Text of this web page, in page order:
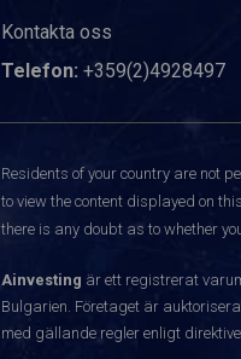
Kontakta oss
Telefon: +359(2)4928497
Residents of your country are not
to view the content displayed on
there is any doubt as to whether
Ainvesting är ett registrerat
Bulgarien. Företaget är
med gällande regler enligt